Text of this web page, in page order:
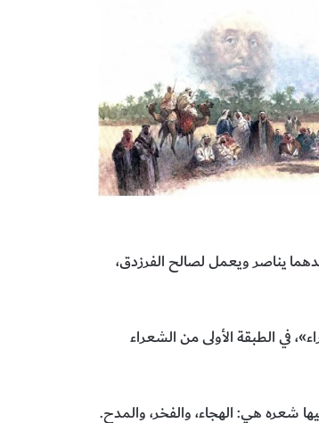
يناصر ويعمل لصالح الفرزدق،
في الطبقة الأولى من الشعراء
شعره هي: الهجاء، والفخر، والمدح.